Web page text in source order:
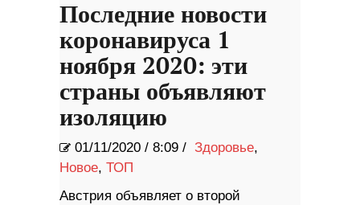
Последние новости
коронавируса 1
ноября 2020: эти
страны объявляют
изоляцию
01/11/2020 / 8:09 / Здоровье,
Новое, ТОП
Австрия объявляет о второй